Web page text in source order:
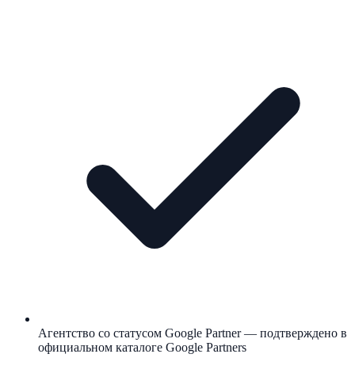
Агентство со статусом Google Partner — подтверждено в
официальном каталоге Google Partners